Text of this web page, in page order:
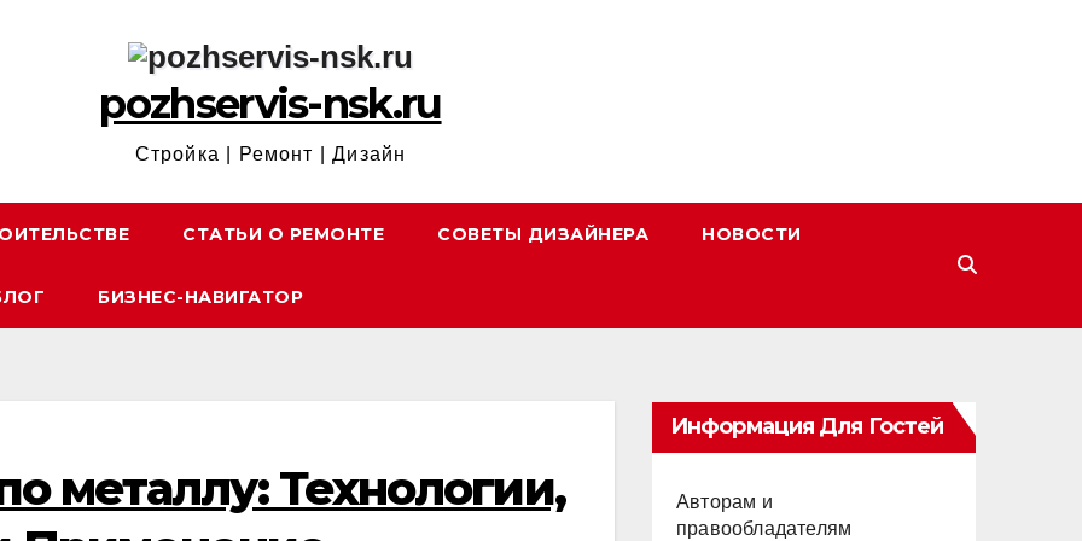
pozhservis-nsk.ru
Стройка | Ремонт | Дизайн
СТАТЬИ О РЕМОНТЕ СОВЕТЫ ДИЗАЙНЕРА НОВОСТИ
БИЗНЕС-НАВИГАТОР
металлу: Технологии,
Информация Для Гостей
Авторам и
правообладателям